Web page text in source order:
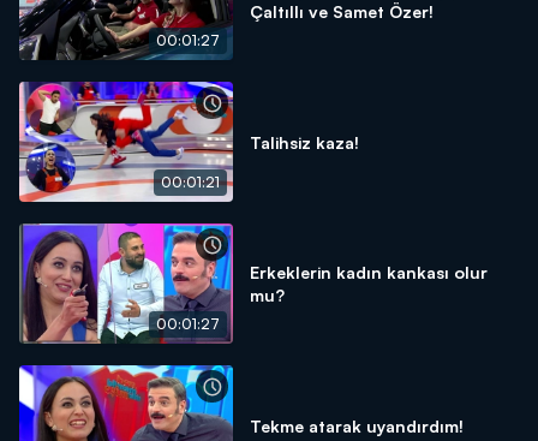
00:01:27
Çaltıllı ve Samet Özer!
00:01:21
Talihsiz kaza!
00:01:27
Erkeklerin kadın kankası olur
mu?
Tekme atarak uyandırdım!